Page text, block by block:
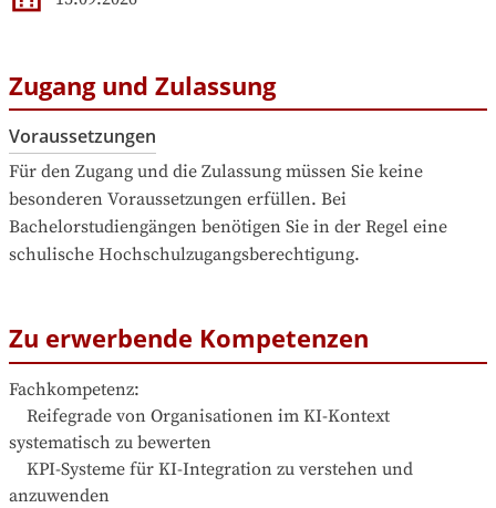
Zugang und Zulassung
Voraussetzungen
Für den Zugang und die Zulassung müssen Sie keine
besonderen Voraussetzungen erfüllen. Bei
Bachelorstudiengängen benötigen Sie in der Regel eine
schulische Hochschulzugangsberechtigung.
Zu erwerbende Kompetenzen
Fachkompetenz:
systematisch zu bewerten
anzuwenden